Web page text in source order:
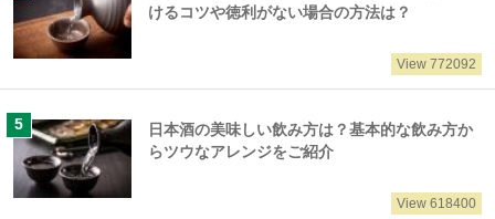
けるコツや徳利がない場合の方法は？
View 772092
日本酒の美味しい飲み方は？基本的な飲み方か
らツウなアレンジをご紹介
View 618400